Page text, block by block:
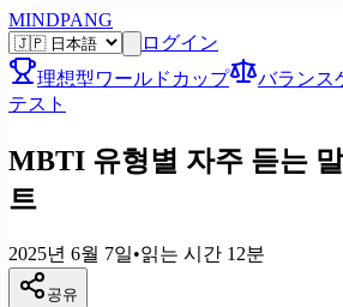
MINDPANG
ログイン
理想型ワールドカップ
バランス
テスト
MBTI 유형별 자주 듣는
트
2025년 6월 7일•읽는 시간 12분
공유